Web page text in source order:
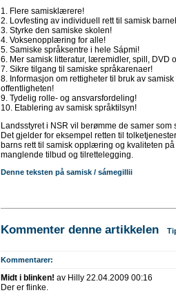
1. Flere samisklærere!
2. Lovfesting av individuell rett til samisk
3. Styrke den samiske skolen!
4. Voksenopplæring for alle!
5. Samiske språksentre i hele Sápmi!
6. Mer samisk litteratur, læremidler, spill, DVD
7. Sikre tilgang til samiske språkarenaer!
8. Informasjon om rettigheter til bruk av
offentligheten!
9. Tydelig rolle- og ansvarsfordeling!
10. Etablering av samisk språktilsyn!
Landsstyret i NSR vil berømme de samer
Det gjelder for eksempel retten til
barns rett til samisk opplæring og kvaliteten
manglende tilbud og tilrettelegging.
Denne teksten på samisk / sámegillii
Kommenter denne artikkelen
Kommentarer:
Midt i blinken! av Hilly 22.04.2009 00:16
Der er flinke.